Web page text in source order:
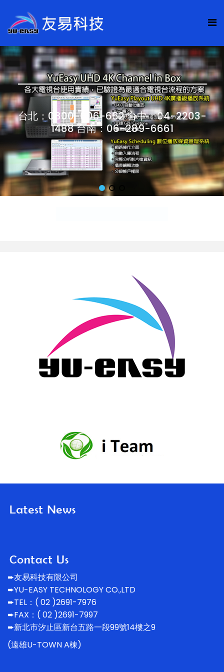
台北：0800-006-662 台中：04-2203-
1488 台南：06-289-6661
➨友易科技有限公司
➨YU-EASY TECHNOLOGY CO.,LTD
➨TEL：( 02 )2691-7976
➨FAX：( 02 )2691-7997
➨新北市汐止區新台五路一段99號14樓之9
(遠雄U-TOWN A棟)